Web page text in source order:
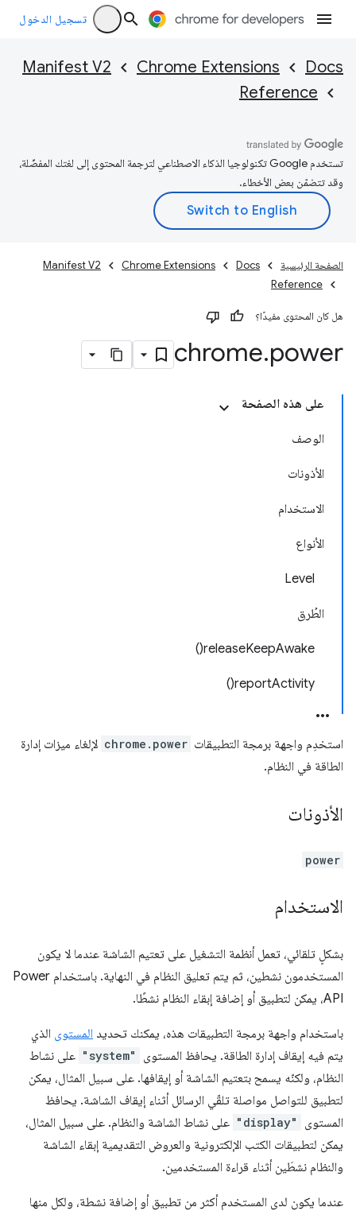
تسجيل الدخول
Docs
Chrome Extensions
Manifest V2
Reference
تستخدم Google تكنولوجيا الذكاء الاصطناعي لترجمة المحتوى إلى لغتك المفضّلة،
وقد تتضمّن بعض الأخطاء.
الصفحة الرئيسية Docs
Chrome Extensions
Manifest V2
Reference
هل كان المحتوى مفيدًا؟
chrome.power
على هذه الصفحة
الوصف
الأذونات
الاستخدام
الأنواع
Level
الطُرق
releaseKeepAwake()
reportActivity()
استخدِم واجهة برمجة التطبيقات chrome.power لإلغاء ميزات إدارة
الطاقة في النظام.
الأذونات
power
الاستخدام
بشكلٍ تلقائي، تعمل أنظمة التشغيل على تعتيم الشاشة عندما لا يكون
المستخدمون نشطين، ثم يتم تعليق النظام في النهاية. باستخدام Power
API، يمكن لتطبيق أو إضافة إبقاء النظام نشطًا.
باستخدام واجهة برمجة التطبيقات هذه، يمكنك تحديد المستوى الذي
يتم فيه إيقاف إدارة الطاقة. يحافظ المستوى
"system" على نشاط
النظام، ولكنّه يسمح بتعتيم الشاشة أو إيقافها. على سبيل المثال، يمكن
لتطبيق للتواصل مواصلة تلقّي الرسائل أثناء إيقاف الشاشة. يحافظ
المستوى
"display" على نشاط الشاشة والنظام. على سبيل المثال،
يمكن لتطبيقات الكتب الإلكترونية والعروض التقديمية إبقاء الشاشة
والنظام نشطَين أثناء قراءة المستخدمين.
عندما يكون لدى المستخدم أكثر من تطبيق أو إضافة نشطة، ولكل منها